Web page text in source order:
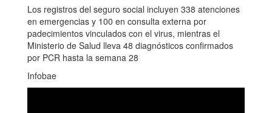
Los registros del seguro social incluyen 338 atenciones
en emergencias y 100 en consulta externa por
padecimientos vinculados con el virus, mientras el
Ministerio de Salud lleva 48 diagnósticos confirmados
por PCR hasta la semana 28
Infobae